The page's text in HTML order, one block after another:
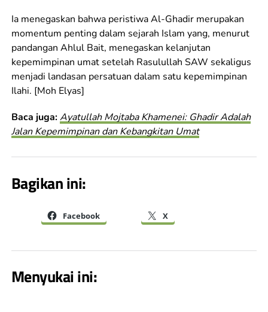
Ia menegaskan bahwa peristiwa Al-Ghadir merupakan
momentum penting dalam sejarah Islam yang, menurut
pandangan Ahlul Bait, menegaskan kelanjutan
kepemimpinan umat setelah Rasulullah SAW sekaligus
menjadi landasan persatuan dalam satu kepemimpinan
Ilahi. [Moh Elyas]
Baca juga:Ayatullah Mojtaba Khamenei: Ghadir Adalah
Jalan Kepemimpinan dan Kebangkitan Umat
Bagikan ini:
Facebook X
Menyukai ini: